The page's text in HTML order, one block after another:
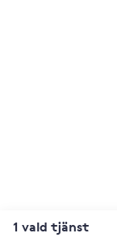
1 vald tjänst